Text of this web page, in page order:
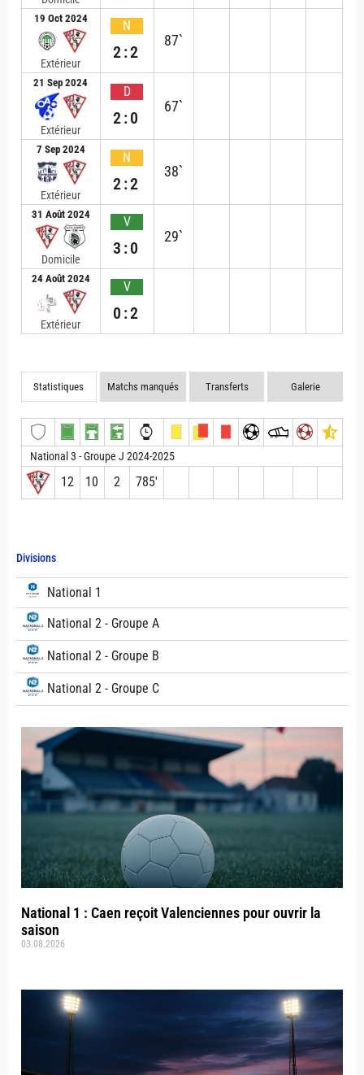
Divisions
National 1
National 2 - Groupe A
National 2 - Groupe B
National 2 - Groupe C
National 1 : Caen reçoit Valenciennes pour ouvrir la
saison
03.08.2026
19 Oct 2024
Extérieur
N
2:2
87`
21 Sep 2024
Extérieur
D
2:0
67`
7 Sep 2024
Extérieur
N
2:2
38`
31 Août 2024
Domicile
V
3:0
29`
24 Août 2024
Extérieur
V
0:2
Statistiques Matchs manqués Transferts Galerie
National 3 - Groupe J 2024-2025
12 10 2 785′